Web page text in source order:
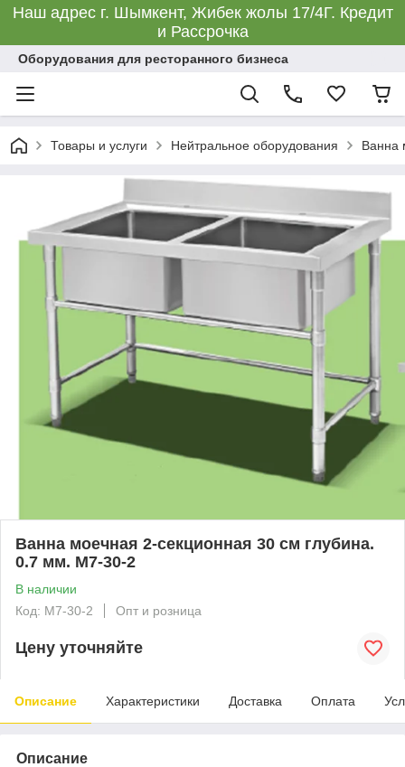
Наш адрес г. Шымкент, Жибек жолы 17/4Г. Кредит
и Рассрочка
Оборудования для ресторанного бизнеса
Товары и услуги Нейтральное оборудования Ванна
Ванна моечная 2-секционная 30 см глубина.
0.7 мм. M7-30-2
В наличии
Код: M7-30-2
Опт и розница
Цену уточняйте
Описание Характеристики Доставка Оплата
Описание